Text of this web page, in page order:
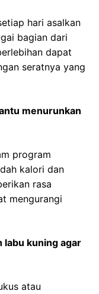
hari asalkan
bagian dari
dapat
seratnya yang
menurunkan
program
kalori dan
rasa
mengurangi
labu kuning agar
atau